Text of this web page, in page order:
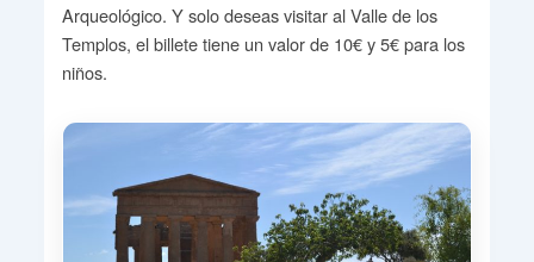
Arqueológico. Y solo deseas visitar al Valle de los
Templos, el billete tiene un valor de 10€ y 5€ para los
niños.